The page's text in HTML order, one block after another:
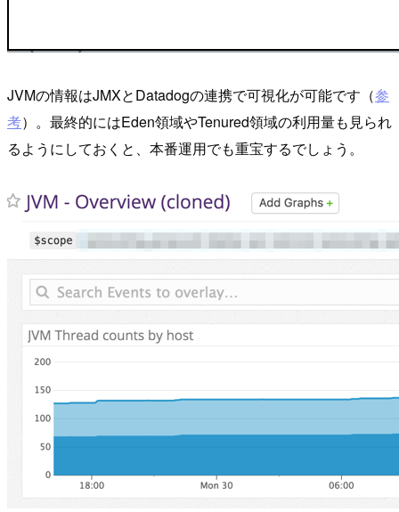
JVMの情報はJMXとDatadogの連携で可視化が可能です（参
考）。最終的にはEden領域やTenured領域の利用量も見られ
るようにしておくと、本番運用でも重宝するでしょう。